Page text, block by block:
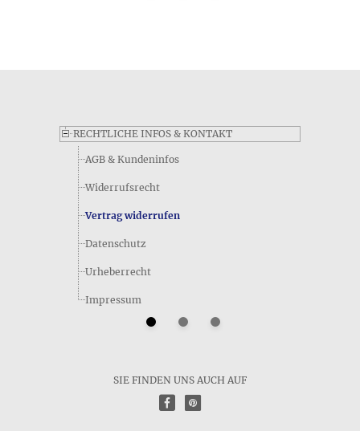
Können Sie mir Details zum Lieferumfang des Produkts
Edelstein spielt natürlich oft auch der Lieferumfang eine
wichtige Rolle - dieser lautet folgendermaßen: im 10,0 x 7,5
cm großen attraktiven Schmuckbeutel
RECHTLICHE INFOS & KONTAKT
AGB & Kundeninfos
Widerrufsrecht
Vertrag widerrufen
Datenschutz
Urheberrecht
Impressum
SIE FINDEN UNS AUCH AUF
f P